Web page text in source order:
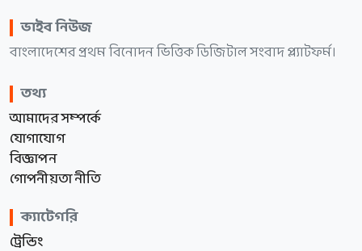
ভাইব নিউজ
বাংলাদেশের প্রথম বিনোদন ভিত্তিক ডিজিটাল সংবাদ প্ল্যাটফর্ম।
তথ্য
আমাদের সম্পর্কে
যোগাযোগ
বিজ্ঞাপন
গোপনীয়তা নীতি
ক্যাটেগরি
ট্রেন্ডিং